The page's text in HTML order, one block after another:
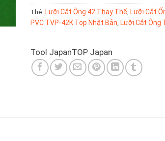
Thẻ: Lưỡi Cắt Ông 42 Thay Thế Lưỡi Cắt
PVC TVP-42K Top Nhật Bản Lưỡi Cắt Ông
Tool JapanTOP Japan